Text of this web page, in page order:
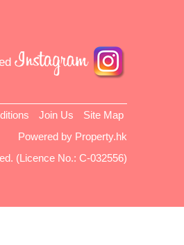
Join Us
Site Map
Powered by Property.hk
(Licence No.: C-032556)